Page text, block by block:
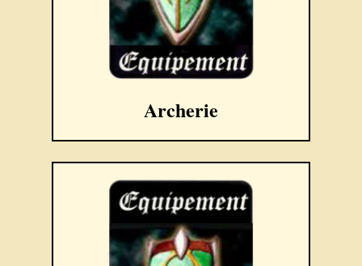
Archerie